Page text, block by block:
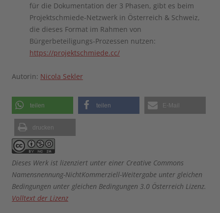
für die Dokumentation der 3 Phasen, gibt es beim
Projektschmiede-Netzwerk in Österreich & Schweiz,
die dieses Format im Rahmen von
Bürgerbeteiligungs-Prozessen nutzen:
https://projektschmiede.cc/
Autorin: Nicola Sekler
teilen teilen E-Mail
drucken
Dieses Werk ist lizenziert unter einer Creative Commons
Namensnennung-NichtKommerziell-Weitergabe unter gleichen
Bedingungen unter gleichen Bedingungen 3.0 Österreich Lizenz.
Volltext der Lizenz